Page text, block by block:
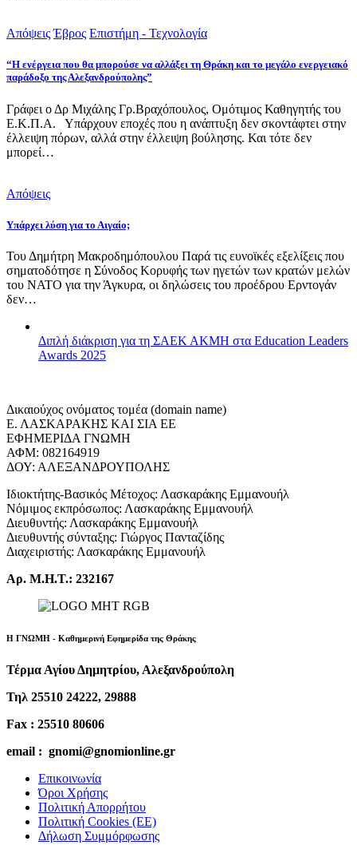
Απόψεις Έβρος Επιστήμη - Τεχνολογία
“Η ενέργεια που θα μπορούσε να αλλάξει τη Θράκη και το μεγάλο ενεργειακό
παράδοξο της Αλεξανδρούπολης”
Γράφει ο Δρ Μιχάλης Γρ.Βραχόπουλος, Ομότιμος Καθηγητής του
Ε.Κ.Π.Α. Υπάρχουν εποχές που η ανάπτυξη δεν σκοντάφτει στην
έλλειψη πόρων, αλλά στην έλλειψη βούλησης. Και τότε δεν
μπορεί…
Απόψεις
Υπάρχει λύση για το Αιγαίο;
Του Δημήτρη Μακροδημόπουλου Παρά τις ευνοϊκές εξελίξεις που
σηματοδότησε η Σύνοδος Κορυφής των ηγετών των κρατών μελών
του ΝΑΤΟ για την Άγκυρα, οι δηλώσεις του προέδρου Ερντογάν
δεν…
Διπλή διάκριση για τη ΣΑΕΚ ΑΚΜΗ στα Education Leaders
Awards 2025
Δικαιούχος ονόματος τομέα (domain name)
Ε. ΛΑΣΚΑΡΑΚΗΣ ΚΑΙ ΣΙΑ ΕΕ
ΕΦΗΜΕΡΙΔΑ ΓΝΩΜΗ
ΑΦΜ: 082164919
ΔΟΥ: ΑΛΕΞΑΝΔΡΟΥΠΟΛΗΣ
Ιδιοκτήτης-Βασικός Μέτοχος: Λασκαράκης Εμμανουήλ
Νόμιμος εκπρόσωπος: Λασκαράκης Εμμανουήλ
Διευθυντής: Λασκαράκης Εμμανουήλ
Διευθυντής σύνταξης: Γιώργος Πανταζίδης
Διαχειριστής: Λασκαράκης Εμμανουήλ
Αρ. Μ.Η.Τ.: 232167
Η ΓΝΩΜΗ - Καθημερινή Εφημερίδα της Θράκης
Τέρμα Αγίου Δημητρίου, Αλεξανδρούπολη
Τηλ 25510 24222, 29888
Fax : 25510 80606
email : gnomi@gnomionline.gr
Επικοινωνία
Όροι Χρήσης
Πολιτική Απορρήτου
Πολιτική Cookies (ΕΕ)
Δήλωση Συμμόρφωσης